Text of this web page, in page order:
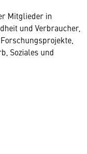
Mitglieder in
und Verbraucher,
Soziales und